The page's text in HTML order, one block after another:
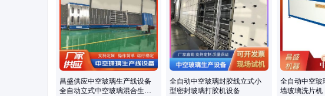
布机、卧式丁基胶涂布机
昌盛供应中空玻璃生产线设备
全自动立式中空玻璃混合生产
全自动中空玻璃封胶线立式小
型密封玻璃打胶机设备
全自动中空玻
墙玻璃洗片机